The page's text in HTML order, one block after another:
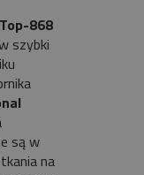
868
szybki
są w
na